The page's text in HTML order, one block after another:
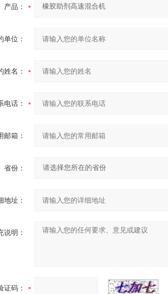
产品：
单位：
姓名：
电话：
邮箱：
省份：
地址：
说明：
证码：